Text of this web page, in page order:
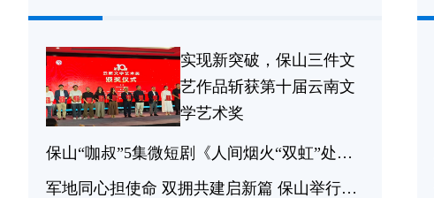
实现新突破，保山三件文
艺作品斩获第十届云南文
学艺术奖
保山“咖叔”5集微短剧《人间烟火“双虹”处》上线啦！
军地同心担使命 双拥共建启新篇 保山举行庆祝建军99周年“八一”军事日系列活动